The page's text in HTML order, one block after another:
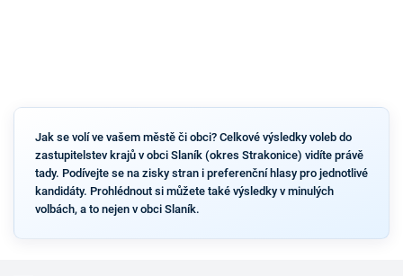
Jak se volí ve vašem městě či obci? Celkové výsledky voleb do
zastupitelstev krajů v obci Slaník (okres Strakonice) vidíte právě
tady. Podívejte se na zisky stran i preferenční hlasy pro jednotlivé
kandidáty. Prohlédnout si můžete také výsledky v minulých
volbách, a to nejen v obci Slaník.